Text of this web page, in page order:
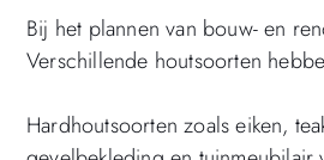
Bij het plannen van bouw- en
Verschillende houtsoorten
Hardhoutsoorten zoals eiken,